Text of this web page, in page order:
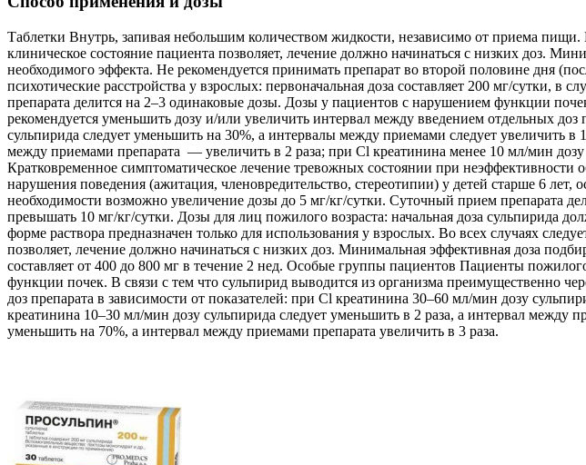
Таблетки Внутрь, запивая небольшим количеством жидкости, независимо от приема
клиническое состояние пациента позволяет, лечение должно начинаться с низких доз.
необходимого эффекта. Не рекомендуется принимать препарат во второй половине дня
психотические расстройства у взрослых: первоначальная доза составляет 200 мг/сутки,
препарата делится на 2–3 одинаковые дозы. Дозы у пациентов с нарушением функции
рекомендуется уменьшить дозу и/или увеличить интервал между введением отдельных
сульпирида следует уменьшить на 30%, а интервалы между приемами следует увеличить
между приемами препарата — увеличить в 2 раза; при Cl креатинина менее 10 мл/мин
Кратковременное симптоматическое лечение тревожных состоянии при неэффективности
нарушения поведения (ажитация, членовредительство, стереотипии) у детей старше 6 лет,
необходимости возможно увеличение дозы до 5 мг/кг/сутки. Суточный прием препарата
превышать 10 мг/кг/сутки. Дозы для лиц пожилого возраста: начальная доза сульпирида
форме раствора предназначен только для использования у взрослых. Во всех случаях
позволяет, лечение должно начинаться с низких доз. Минимальная эффективная доза
составляет от 400 до 800 мг в течение 2 нед. Особые группы пациентов Пациенты
функции почек. В связи с тем что сульпирид выводится из организма преимущественно
доз препарата в зависимости от показателей: при Cl креатинина 30–60 мл/мин дозу
креатинина 10–30 мл/мин дозу сульпирида следует уменьшить в 2 раза, а интервал между
уменьшить на 70%, а интервал между приемами препарата увеличить в 3 раза.